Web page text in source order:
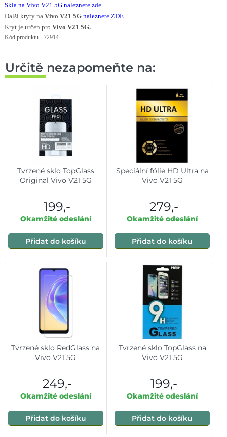
Skla na Vivo V21 5G naleznete zde.
Další kryty na Vivo V21 5G naleznete ZDE.
Kryt je určen pro Vivo V21 5G.
Kód produktu 72914
Určitě nezapomeňte na:
Tvrzené sklo TopGlass
Original Vivo V21 5G
199,-
Okamžité odeslání
Přidat do košíku
Speciální fólie HD Ultra na
Vivo V21 5G
279,-
Okamžité odeslání
Přidat do košíku
Tvrzené sklo RedGlass na
Vivo V21 5G
249,-
Okamžité odeslání
Přidat do košíku
Tvrzené sklo TopGlass na
Vivo V21 5G
199,-
Okamžité odeslání
Přidat do košíku